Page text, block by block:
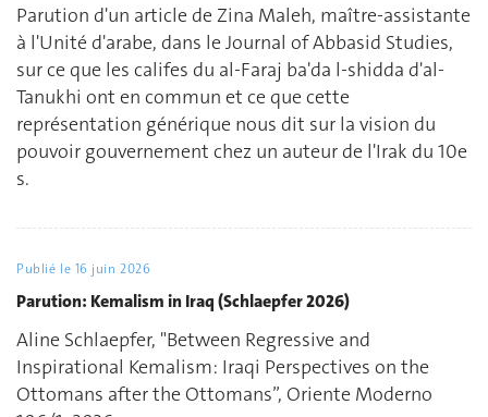
Parution d'un article de Zina Maleh, maître-assistante
à l'Unité d'arabe, dans le Journal of Abbasid Studies,
sur ce que les califes du al-Faraj ba'da l-shidda d'al-
Tanukhi ont en commun et ce que cette
représentation générique nous dit sur la vision du
pouvoir gouvernement chez un auteur de l'Irak du 10e
s.
Publié le 16 juin 2026
Parution: Kemalism in Iraq (Schlaepfer 2026)
Aline Schlaepfer, "Between Regressive and
Inspirational Kemalism: Iraqi Perspectives on the
Ottomans after the Ottomans”, Oriente Moderno